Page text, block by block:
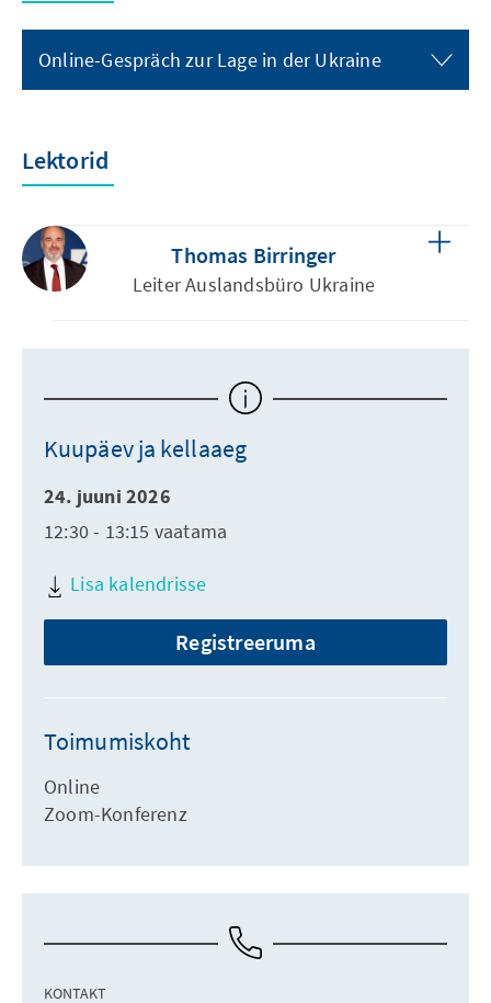
Online-Gespräch zur Lage in der Ukraine
Lektorid
Thomas Birringer
Leiter Auslandsbüro Ukraine
Kuupäev ja kellaaeg
24. juuni 2026
12:30 - 13:15 vaatama
Lisa kalendrisse
Registreeruma
Toimumiskoht
Online
Zoom-Konferenz
KONTAKT